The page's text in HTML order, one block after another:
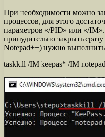
При необходимости можно
процессов, для этого
параметров «/PID» или «/
принудительно закрыть
Notepad++) нужно
taskkill /IM keepas* /IM